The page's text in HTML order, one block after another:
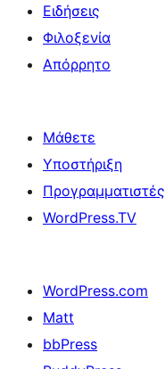
Ειδήσεις
Φιλοξενία
Απόρρητο
Μάθετε
Υποστήριξη
Προγραμματιστές
WordPress.TV
WordPress.com
Matt
bbPress